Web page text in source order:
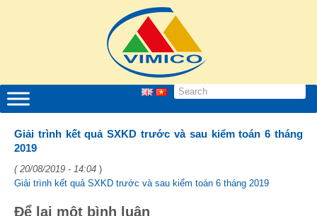
Giải trình kết quả SXKD trước và sau kiểm toán 6 tháng
2019
( 20/08/2019 - 14:04 )
Giải trình kết quả SXKD trước và sau kiểm toán 6 tháng 2019
Để lại một bình luận